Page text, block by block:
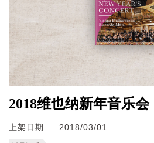
2018维也纳新年音乐会
上架日期 2018/03/01